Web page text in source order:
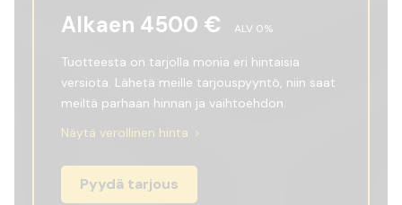
Alkaen 4500 € ALV 0%
Tuotteesta on tarjolla monia eri hintaisia
versiota. Lähetä meille tarjouspyyntö, niin saat
meiltä parhaan hinnan ja vaihtoehdon.
Näytä verollinen hinta
Pyydä tarjous